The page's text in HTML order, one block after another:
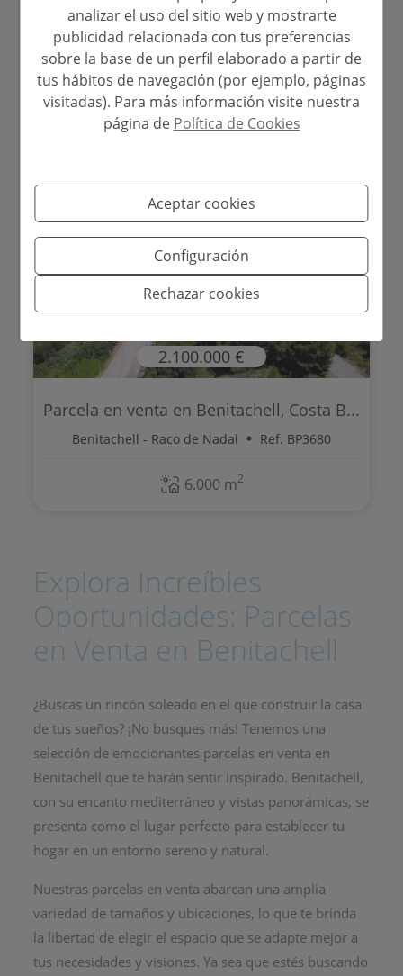
1.000 m 2
2.100.000 €
Parcela en venta en Benitachell, Costa B...
Benitachell - Raco de Nadal Ref. BP3680
6.000 m2
Explora Increíbles
Oportunidades: Parcelas
en Venta en Benitachell
¿Buscas un rincón soleado en el que construir la casa
de tus sueños? ¡No busques más! Tenemos una
selección de emocionantes parcelas en venta en
Benitachell que te harán sentir inspirado. Benitachell,
con su encanto mediterráneo y vistas panorámicas, se
presenta como el lugar perfecto para establecer tu
hogar en un entorno sereno y natural.
Nuestras parcelas en venta abarcan una amplia
variedad de tamaños y ubicaciones, lo que te brinda
la libertad de elegir el espacio que se adapte mejor a
tus necesidades y visiones. Ya sea que estés buscando
analizar el uso del sitio web y mostrarte
publicidad relacionada con tus preferencias
sobre la base de un perfil elaborado a partir de
tus hábitos de navegación (por ejemplo, páginas
visitadas). Para más información visite nuestra
página de Política de Cookies
Aceptar cookies
Configuración
Rechazar cookies